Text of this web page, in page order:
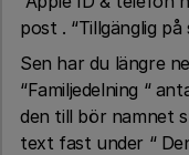
post . “Tillgänglig
Sen har du längre
“Familjedelning “
den till bör namnet
text fast under “